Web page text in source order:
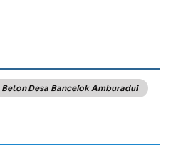
Beton Desa Bancelok Amburadul